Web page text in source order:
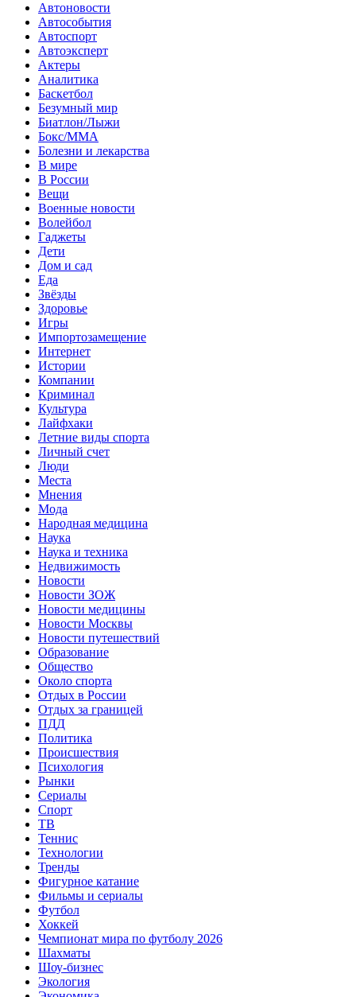
Автоновости
Автособытия
Автоспорт
Автоэксперт
Актеры
Аналитика
Баскетбол
Безумный мир
Биатлон/Лыжи
Бокс/MMA
Болезни и лекарства
В мире
В России
Вещи
Военные новости
Волейбол
Гаджеты
Дети
Дом и сад
Еда
Звёзды
Здоровье
Игры
Импортозамещение
Интернет
Истории
Компании
Криминал
Культура
Лайфхаки
Летние виды спорта
Личный счет
Люди
Места
Мнения
Мода
Народная медицина
Наука
Наука и техника
Недвижимость
Новости
Новости ЗОЖ
Новости медицины
Новости Москвы
Новости путешествий
Образование
Общество
Около спорта
Отдых в России
Отдых за границей
ПДД
Политика
Происшествия
Психология
Рынки
Сериалы
Спорт
ТВ
Теннис
Технологии
Тренды
Фигурное катание
Фильмы и сериалы
Футбол
Хоккей
Чемпионат мира по футболу 2026
Шахматы
Шоу-бизнес
Экология